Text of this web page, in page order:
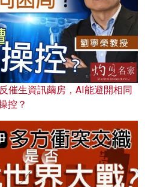
催生資訊繭房，AI能避開相同
控？